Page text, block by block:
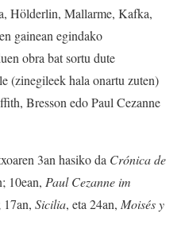
Hölderlin, Mallarme, Kafka,
gainean egindako
obra bat sortu dute
(zinegileek hala onartu zuten)
Bresson edo Paul Cezanne
3an hasiko da Crónica de
10ean, Paul Cezanne im
17an, Sicilia, eta 24an, Moisés y